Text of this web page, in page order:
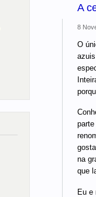
A
8
O
na
que
Eu e